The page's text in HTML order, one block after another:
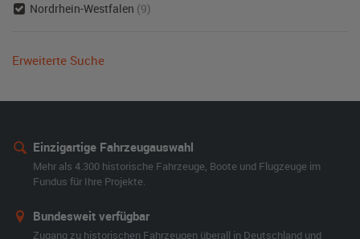
Nordrhein-Westfalen (9)
Erweiterte Suche
Einzigartige Fahrzeugauswahl
Mehr als 4.300 historische Fahrzeuge, Boote und Flugzeuge im
Fundus für Ihre Projekte.
Bundesweit verfügbar
Zugang zu historischen Fahrzeugen überall in Deutschland und